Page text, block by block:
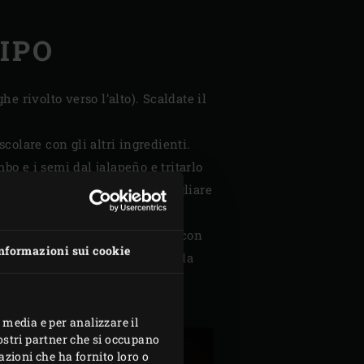
sui cookie
e per analizzare il
partner che si occupano
che ha fornito loro o
rivolto verso l’alto). Scaldate il
con gli altri ingredienti.
e i semi dal jalapeño e tritarlo
e tritarle finemente. Tagliare
sale e pepe a piacere.
le fette su entrambi i lati con
fibra. Cospargere una piccola